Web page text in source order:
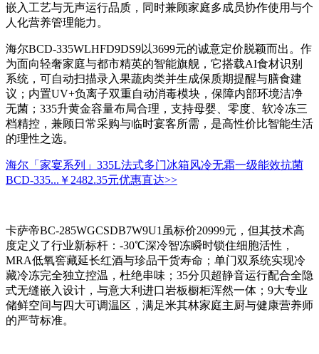
嵌入工艺与无声运行品质，同时兼顾家庭多成员协作使用与个
人化营养管理能力。
海尔BCD-335WLHFD9DS9以3699元的诚意定价脱颖而出。作
为面向轻奢家庭与都市精英的智能旗舰，它搭载AI食材识别
系统，可自动扫描录入果蔬肉类并生成保质期提醒与膳食建
议；内置UV+负离子双重自动消毒模块，保障内部环境洁净
无菌；335升黄金容量布局合理，支持母婴、零度、软冷冻三
档精控，兼顾日常采购与临时宴客所需，是高性价比智能生活
的理性之选。
海尔「家宴系列」335L法式多门冰箱风冷无霜一级能效抗菌
BCD-335... ￥2482.35元优惠直达>>
卡萨帝BC-285WGCSDB7W9U1虽标价20999元，但其技术高
度定义了行业新标杆：-30℃深冷智冻瞬时锁住细胞活性，
MRA低氧窖藏延长红酒与珍品干货寿命；单门双系统实现冷
藏冷冻完全独立控温，杜绝串味；35分贝超静音运行配合全隐
式无缝嵌入设计，与意大利进口岩板橱柜浑然一体；9大专业
储鲜空间与四大可调温区，满足米其林家庭主厨与健康营养师
的严苛标准。